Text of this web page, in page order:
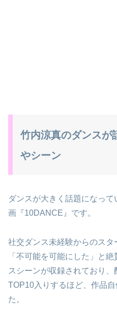
竹内涼真のダンスが
やシーン
ダンスが大きく話題になっ
画『10DANCE』です。
社交ダンス未経験からのス
「不可能を可能にした」と
スシーンが収録されており
TOP10入りするほど、作品
た。